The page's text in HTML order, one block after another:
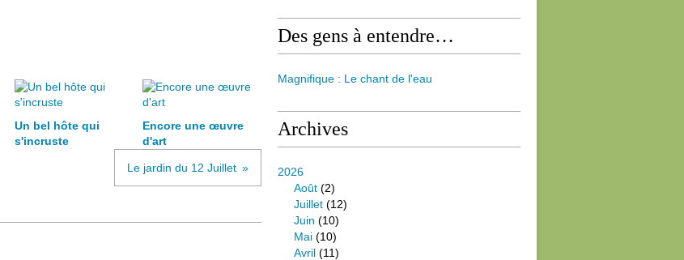
Un bel hôte qui
s'incruste
Encore une œuvre
d'art
Le jardin du 12 Juillet
Des gens à entendre…
Magnifique : Le chant de l'eau
Archives
2026
Août (2)
Juillet (12)
Juin (10)
Mai (10)
Avril (11)